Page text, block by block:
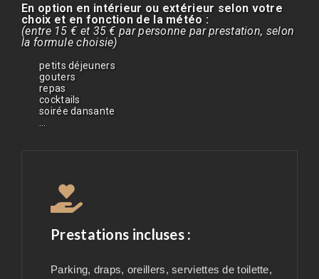
En option en intérieur ou extérieur selon votre
choix et en fonction de la météo :
(entre 15 € et 35 € par personne par prestation, selon
la formule choisie)
petits déjeuners
gouters
repas
cocktails
soirée dansante
Prestations incluses :
Parking, draps, oreillers, serviettes de toilette,